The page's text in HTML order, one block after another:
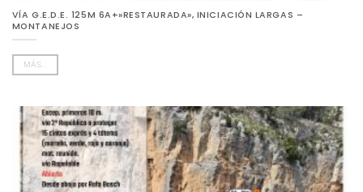
VÍA G.E.D.E. 125M 6A+»RESTAURADA», INICIACIÓN LARGAS –
MONTANEJOS
MÁS...